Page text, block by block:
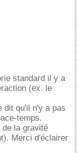
standard il y a
(ex. le
dit qu'il n'y a pas
temps.
de la gravité
Merci d'éclairer